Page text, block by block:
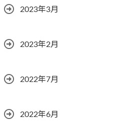
2023年3月
2023年2月
2022年7月
2022年6月